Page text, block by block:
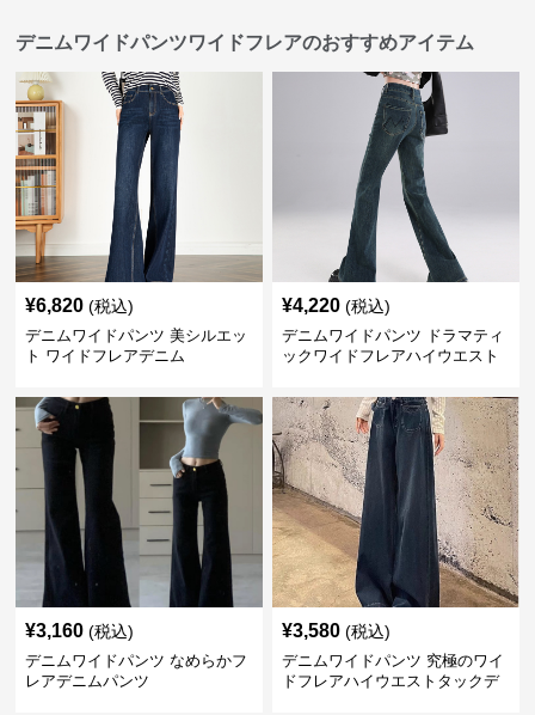
デニムワイドパンツワイドフレアのおすすめアイテム
¥6,820 (税込)
デニムワイドパンツ 美シルエッ
ト ワイドフレアデニム
¥4,220 (税込)
デニムワイドパンツ ドラマティ
ックワイドフレアハイウエスト
¥3,160 (税込)
デニムワイドパンツ なめらかフ
レアデニムパンツ
¥3,580 (税込)
デニムワイドパンツ 究極のワイ
ドフレアハイウエストタックデ